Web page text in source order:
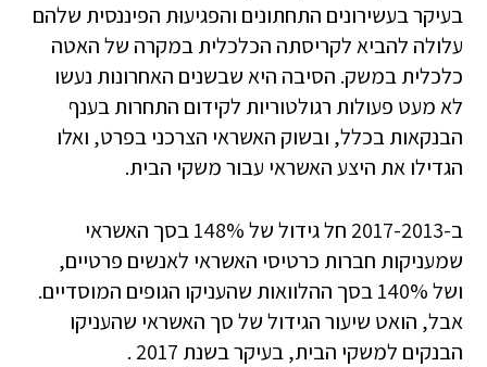
בעיקר בעשירונים התחתונים והפגיעוּת הפיננסית שלהם
עלולה להביא לקריסתה הכלכלית במקרה של האטה
כלכלית במשק. הסיבה היא שבשנים האחרונות נעשו
לא מעט פעולות רגולטוריות לקידום התחרות בענף
הבנקאות בכלל, ובשוק האשראי הצרכני בפרט, ואלו
הגדילו את היצע האשראי עבור משקי הבית.
ב-2017-2013 חל גידול של 148% בסך האשראי
שמעניקות חברות כרטיסי האשראי לאנשים פרטיים,
ושל 140% בסך ההלוואות שהעניקו הגופים המוסדיים.
אבל, הואט שיעור הגידול של סך האשראי שהעניקו
הבנקים למשקי הבית, בעיקר בשנת 2017 .